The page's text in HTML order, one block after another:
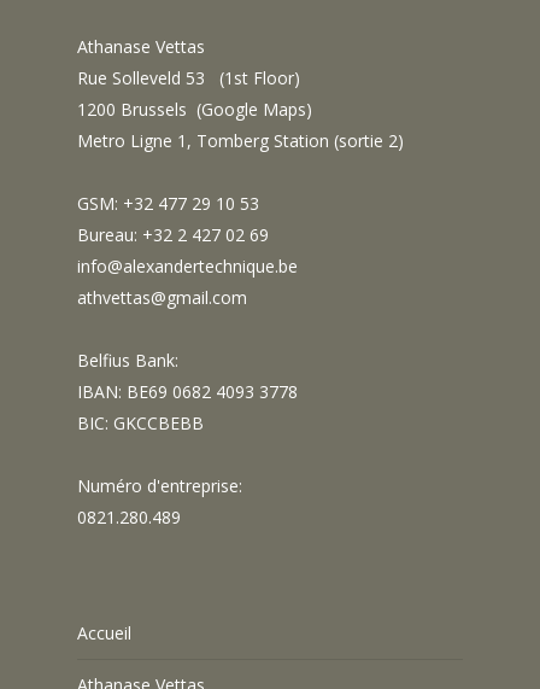
Athanase Vettas
Rue Solleveld 53 (1st Floor)
1200 Brussels (Google Maps)
Metro Ligne 1, Tomberg Station (sortie 2)
GSM: +32 477 29 10 53
Bureau: +32 2 427 02 69
info@alexandertechnique.be
athvettas@gmail.com
Belfius Bank:
IBAN: BE69 0682 4093 3778
BIC: GKCCBEBB
Numéro d'entreprise:
0821.280.489
Accueil